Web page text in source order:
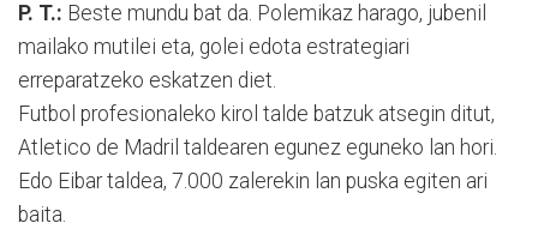
P. T.: Beste mundu bat da. Polemikaz harago, jubenil
mailako mutilei eta, golei edota estrategiari
erreparatzeko eskatzen diet.
Futbol profesionaleko kirol talde batzuk atsegin ditut,
Atletico de Madril taldearen egunez eguneko lan hori.
Edo Eibar taldea, 7.000 zalerekin lan puska egiten ari
baita.